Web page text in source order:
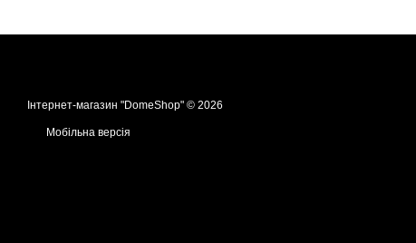
Інтернет-магазин "DomeShop" © 2026
Мобільна версія